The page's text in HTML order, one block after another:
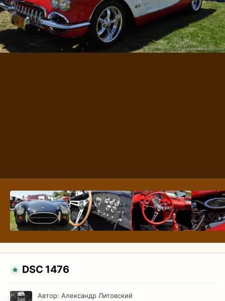
DSC 1476
Автор: Александр Литовский